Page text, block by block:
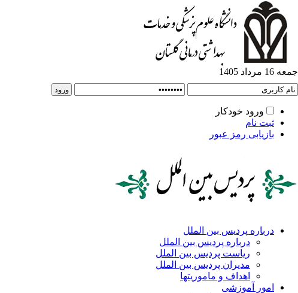
جمعه 16 مرداد 1405
ورود خودکار
ثبت نام
بازیابی رمز عبور
درباره پردیس بین الملل
درباره پردیس بین الملل
ریاست پردیس بین الملل
مدیران پردیس بین الملل
اهداف و ماموریتها
امور آموزشی